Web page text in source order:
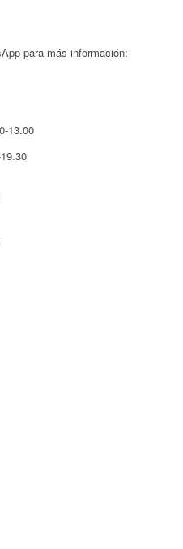
para más información:
13.00